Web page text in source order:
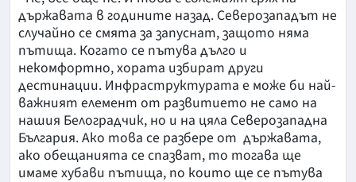
държавата в годините назад. Северозападът не
случайно се смята за запуснат, защото няма
пътища. Когато се пътува дълго и
некомфортно, хората избират други
дестинации. Инфраструктурата е може би най-
важният елемент от развитието не само на
нашия Белоградчик, но и на цяла Северозападна
България. Ако това се разбере от държавата,
ако обещанията се спазват, то тогава ще
имаме хубави пътища, по които ще се пътува